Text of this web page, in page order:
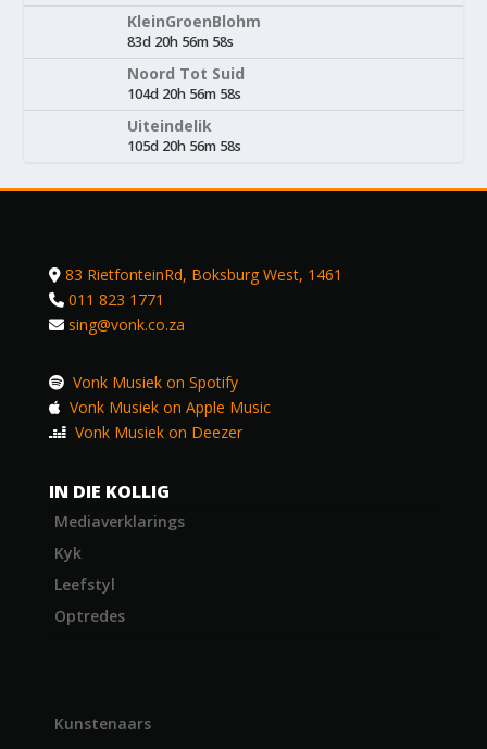
KleinGroenBlohm
83d 20h 56m 58s
Noord Tot Suid
104d 20h 56m 58s
Uiteindelik
105d 20h 56m 58s
83 RietfonteinRd, Boksburg West, 1461
011 823 1771
sing@vonk.co.za
Vonk Musiek on Spotify
Vonk Musiek on Apple Music
Vonk Musiek on Deezer
IN DIE KOLLIG
Mediaverklarings
Kyk
Leefstyl
Optredes
Kunstenaars